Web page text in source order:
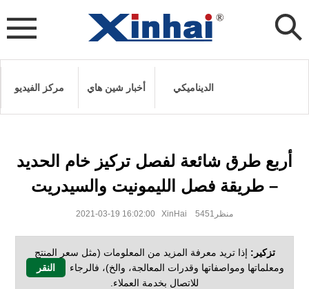
مركز الفيديو أخبار شين هاي الديناميكي
أربع طرق شائعة لفصل تركيز خام الحديد
– طريقة فصل الليمونيت والسيدريت
2021-03-19 16:02:00 XinHai منظر5451
تزكير: إذا تريد معرفة المزيد من المعلومات (مثل سعر المنتج
ومعلماتها ومواصفاتها وقدرات المعالجة، والخ)، فالرجاء
النقر
للاتصال بخدمة العملاء.